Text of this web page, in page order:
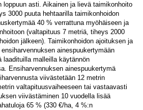
loppuun asti. Aikainen ja lievä taimikonhoito
3000 puuta hehtaarilla taimikonhoidon
40 % verrattuna myöhäiseen ja
(valtapituus 7 metriä, tiheys 2000
jälkeen). Taimikonhoidon ajoituksen ja
ainespuukertymään
malleilla käytännön
Ensiharvennuksen ainespuukertymä
viivästetään 12 metrin
valtapituusvaiheeseen tai vastaavasti
viivästäminen 10 vuodella lisää
65 % (330 €/ha, 4 %:n